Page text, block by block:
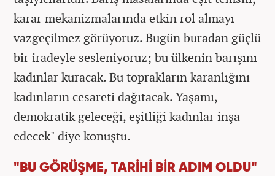
karar mekanizmalarında etkin rol almayı
vazgeçilmez görüyoruz. Bugün buradan güçlü
bir iradeyle sesleniyoruz; bu ülkenin barışını
kadınlar kuracak. Bu toprakların karanlığını
kadınların cesareti dağıtacak. Yaşamı,
demokratik geleceği, eşitliği kadınlar inşa
edecek" diye konuştu.
"BU GÖRÜŞME, TARİHİ BİR ADIM OLDU"